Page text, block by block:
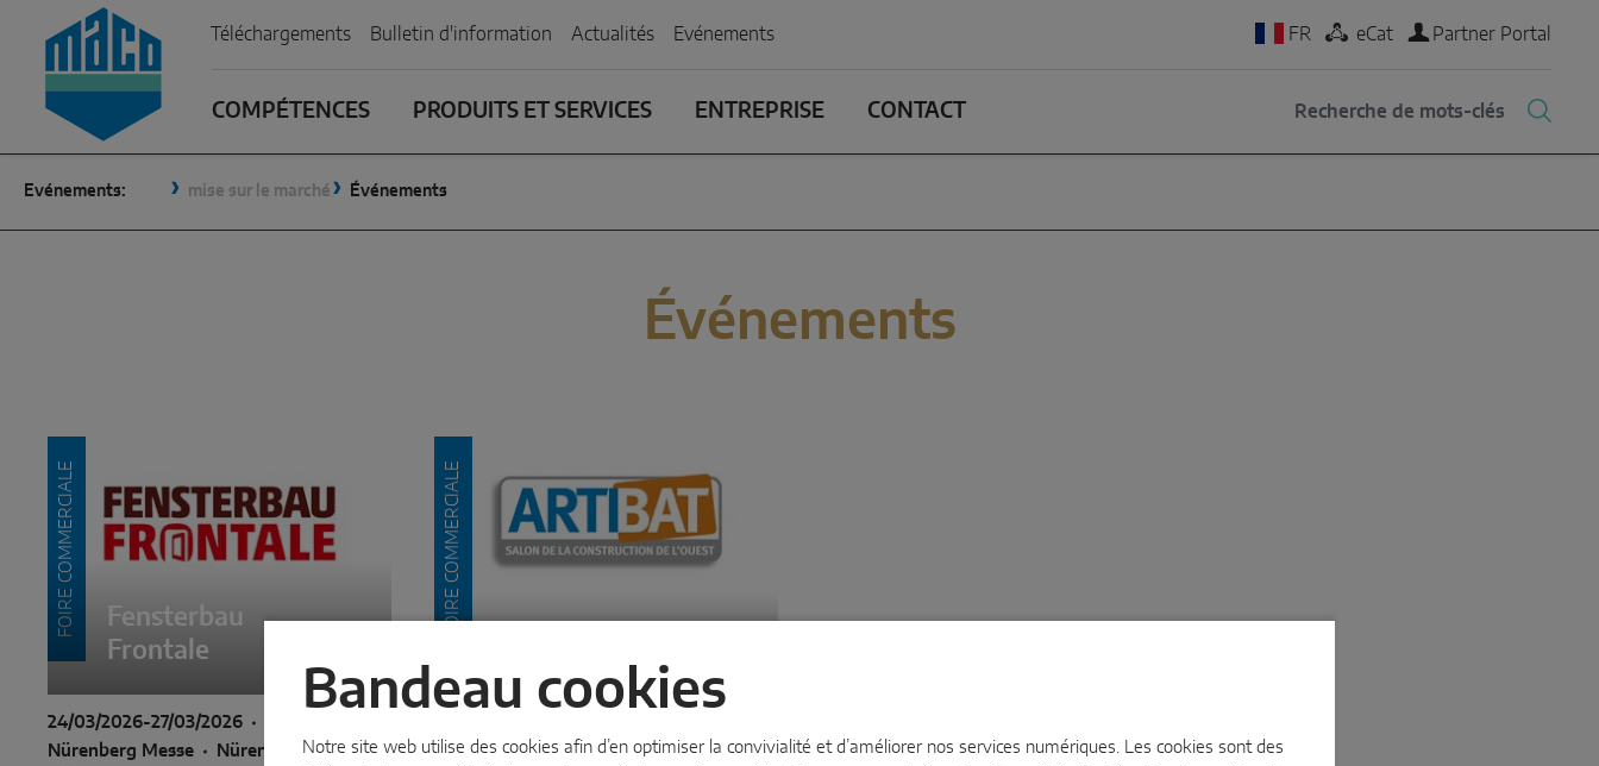
Zum Inhalt
Zum Inhaltsverzeichnis
Zur Hautpnavigation
Téléchargements Bulletin d'information Actualités Evénements FR eCat Partner Portal
COMPÉTENCES PRODUITS ET SERVICES ENTREPRISE CONTACT
Evénements: mise sur le marché Événements
Événements
FOIRE COMMERCIALE
Fensterbau
Frontale
24/03/2026-27/03/2026
Nürenberg Messe
Nürenberg
FOIRE COMMERCIALE
Messe Rennes
Rennes Frankreich
Bandeau cookies
Notre site web utilise des cookies afin d’en optimiser la convivialité et d’améliorer nos services numériques. Les cookies sont des